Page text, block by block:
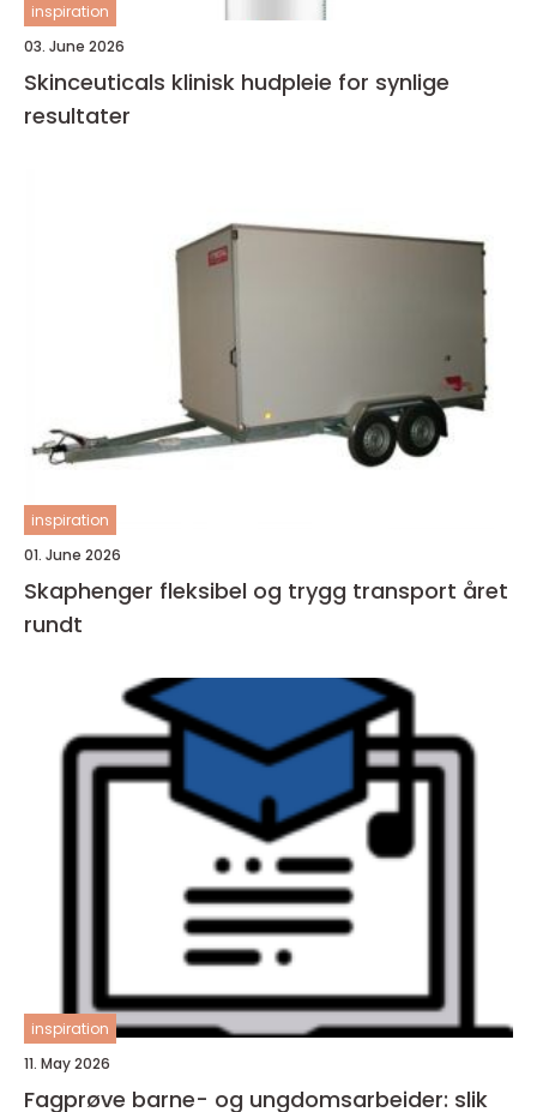
inspiration
03. June 2026
Skinceuticals klinisk hudpleie for synlige
resultater
inspiration
01. June 2026
Skaphenger fleksibel og trygg transport året
rundt
inspiration
11. May 2026
Fagprøve barne- og ungdomsarbeider: slik